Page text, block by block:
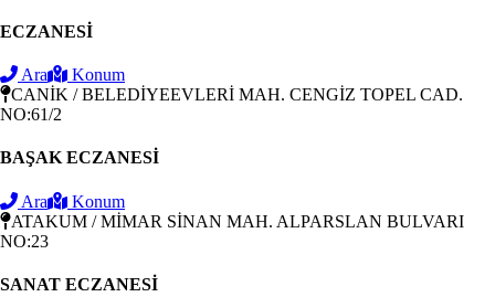
ECZANESİ
Ara
Konum
CANİK / BELEDİYEEVLERİ MAH. CENGİZ TOPEL CAD.
NO:61/2
BAŞAK ECZANESİ
Ara
Konum
ATAKUM / MİMAR SİNAN MAH. ALPARSLAN BULVARI
NO:23
SANAT ECZANESİ